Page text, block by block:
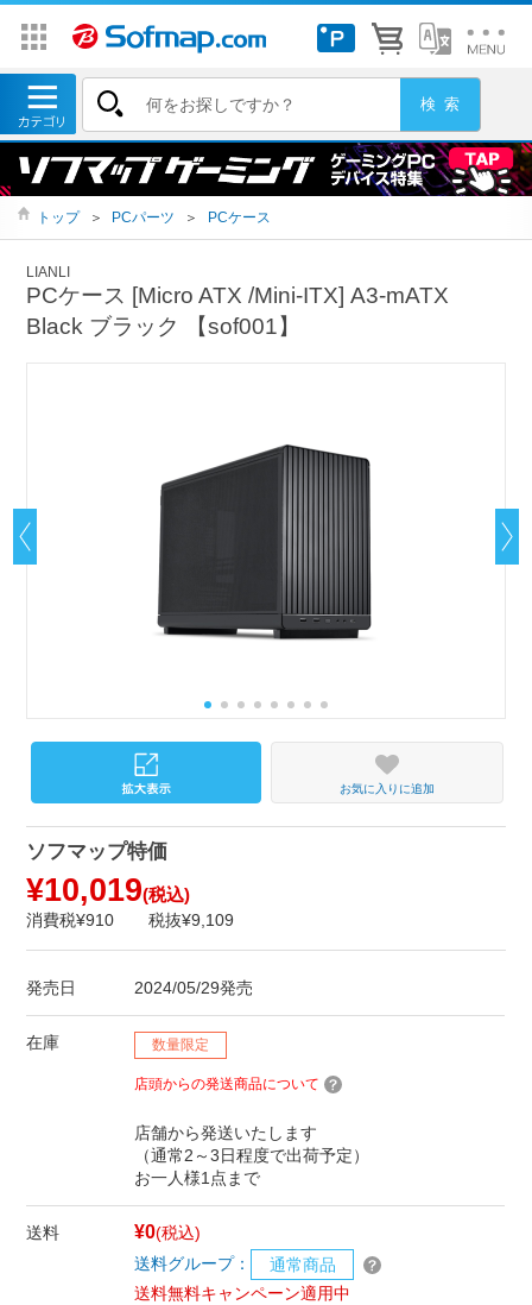
トップ ＞ PCパーツ ＞ PCケース
LIANLI
PCケース [Micro ATX /Mini-ITX] A3-mATX
Black ブラック 【sof001】
お気に入りに追加
ソフマップ特価
¥10,019(税込)
消費税¥910 税抜¥9,109
発売日 2024/05/29発売
在庫 数量限定
店頭からの発送商品について
店舗から発送いたします
（通常2～3日程度で出荷予定）
お一人様1点まで
送料 ¥0(税込)
送料グループ：
通常商品
送料無料キャンペーン適用中